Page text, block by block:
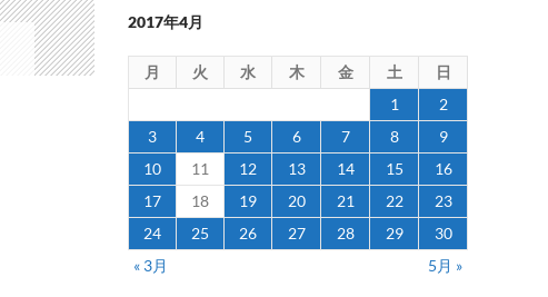
2017年4月
月 火 水 木 金 土
日
1
2
3
4 5 6 7 8
9
10
11 12 13 14 15
16
17
18 19 20 21 22
23
24
25 26 27 28 29
30
« 3月
5月 »